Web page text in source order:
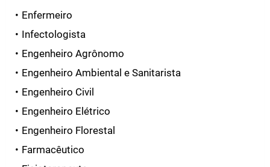
Enfermeiro
Infectologista
Engenheiro Agrônomo
Engenheiro Ambiental e Sanitarista
Engenheiro Civil
Engenheiro Elétrico
Engenheiro Florestal
Farmacêutico